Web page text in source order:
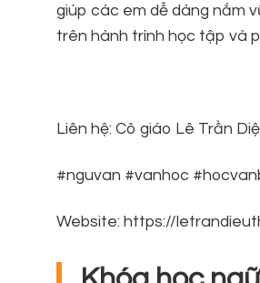
giúp các em dễ dàng nắm
trên hành trình học tập và
Liên hệ: Cô giáo Lê Trần
#nguvan #vanhoc
Website: https://